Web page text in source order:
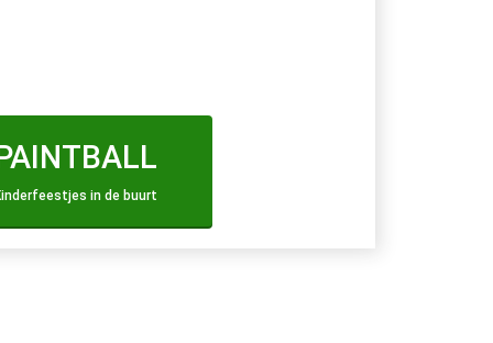
in de buurt